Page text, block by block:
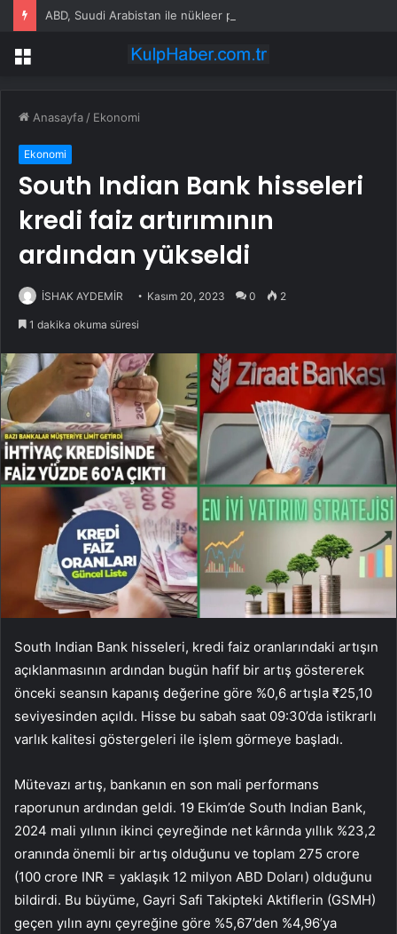
Menü
Anasayfa / Ekonomi
Ekonomi
South Indian Bank hisseleri
kredi faiz artırımının
ardından yükseldi
İSHAK AYDEMİR Kasım 20, 2023 0 2
1 dakika okuma süresi
South Indian Bank hisseleri, kredi faiz oranlarındaki artışın
açıklanmasının ardından bugün hafif bir artış göstererek
önceki seansın kapanış değerine göre %0,6 artışla ₹25,10
seviyesinden açıldı. Hisse bu sabah saat 09:30’da istikrarlı
varlık kalitesi göstergeleri ile işlem görmeye başladı.
Mütevazı artış, bankanın en son mali performans
raporunun ardından geldi. 19 Ekim’de South Indian Bank,
2024 mali yılının ikinci çeyreğinde net kârında yıllık %23,2
oranında önemli bir artış olduğunu ve toplam 275 crore
(100 crore INR = yaklaşık 12 milyon ABD Doları) olduğunu
bildirdi. Bu büyüme, Gayri Safi Takipteki Aktiflerin (GSMH)
geçen yılın aynı çeyreğine göre %5,67’den %4,96’ya